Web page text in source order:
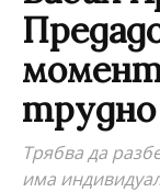
трудно
Трябва да
има